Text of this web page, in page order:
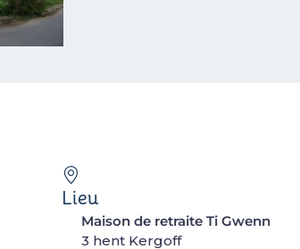
Lieu
Maison de retraite Ti Gwenn
3 hent Kergoff